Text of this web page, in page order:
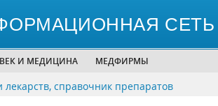
СЕТЬ
И МЕДИЦИНА МЕДФИРМЫ
лекарств, справочник препаратов